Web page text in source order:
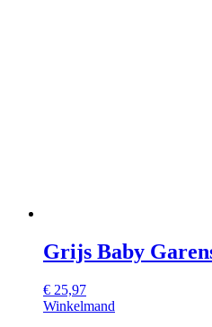
Grijs Baby
€ 25,97
Winkelmand